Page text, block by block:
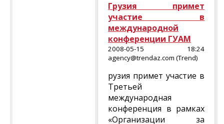
Грузия примет
участие в
международной
конференции ГУАМ
2008-05-15 18:24
agency@trendaz.com (Trend)
рузия примет участие в
Третьей
международная
конференция в рамках
«Организации за